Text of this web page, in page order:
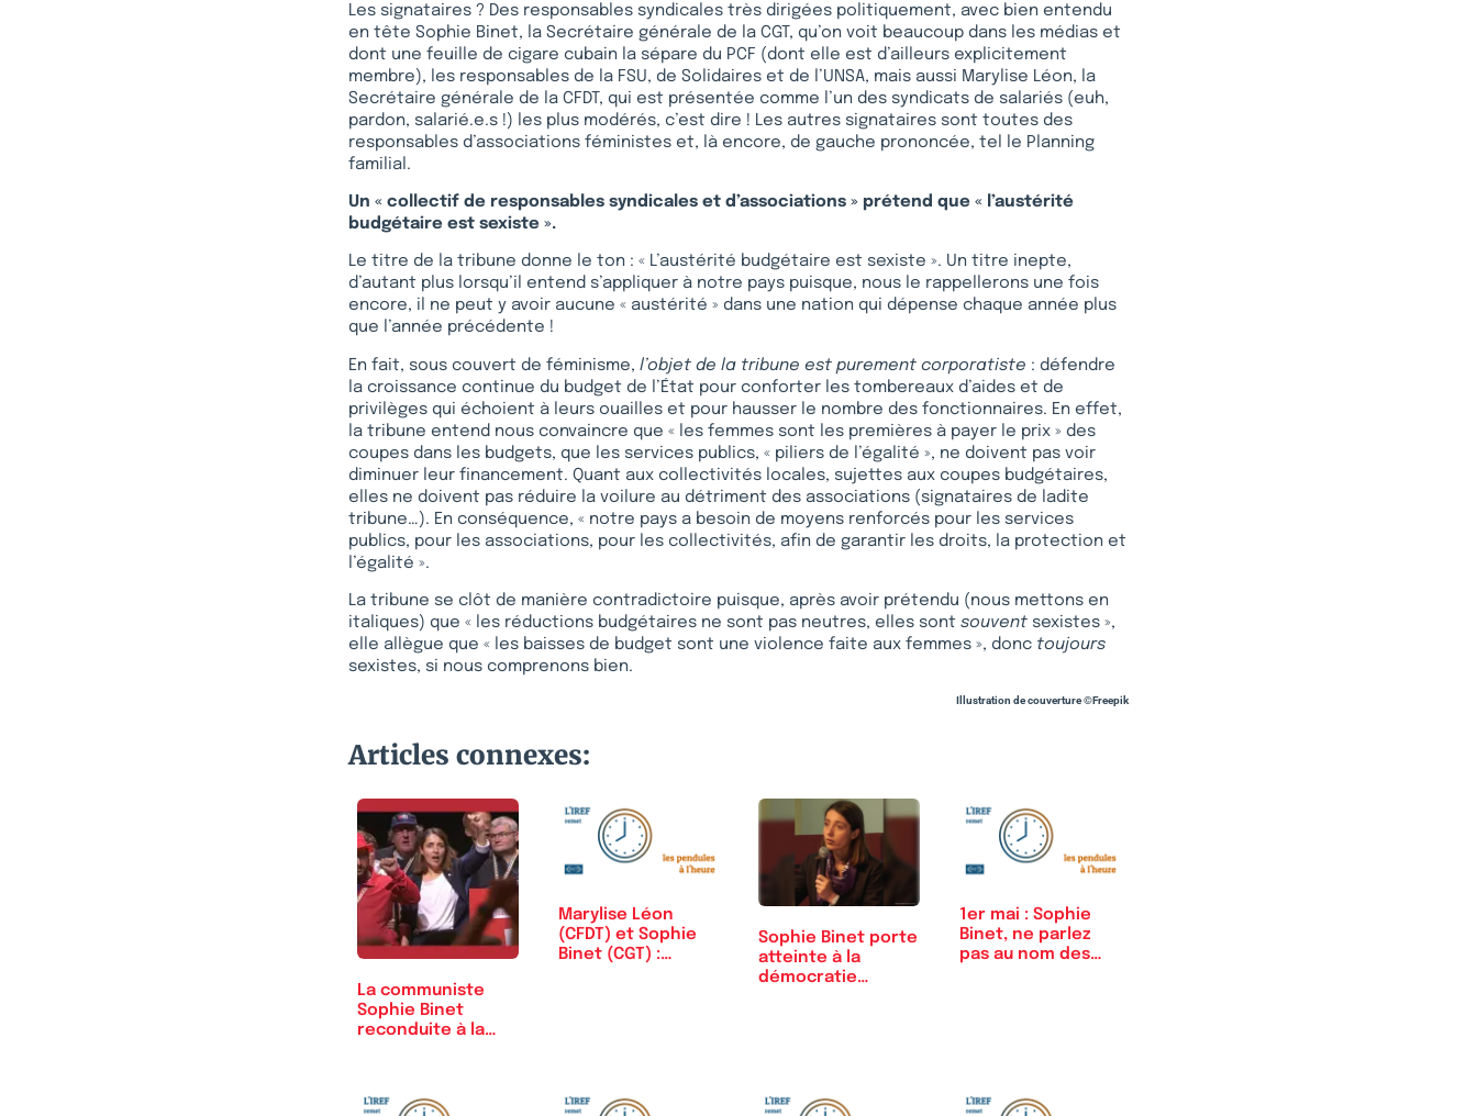
Les signataires ? Des responsables syndicales très dirigées politiquement, avec bien entendu
en tête Sophie Binet, la Secrétaire générale de la CGT, qu’on voit beaucoup dans les médias et
dont une feuille de cigare cubain la sépare du PCF (dont elle est d’ailleurs explicitement
membre), les responsables de la FSU, de Solidaires et de l’UNSA, mais aussi Marylise Léon, la
Secrétaire générale de la CFDT, qui est présentée comme l’un des syndicats de salariés (euh,
pardon, salarié.e.s !) les plus modérés, c’est dire ! Les autres signataires sont toutes des
responsables d’associations féministes et, là encore, de gauche prononcée, tel le Planning
familial.
Un « collectif de responsables syndicales et d’associations » prétend que « l’austérité
budgétaire est sexiste ».
Le titre de la tribune donne le ton : « L’austérité budgétaire est sexiste ». Un titre inepte,
d’autant plus lorsqu’il entend s’appliquer à notre pays puisque, nous le rappellerons une fois
encore, il ne peut y avoir aucune « austérité » dans une nation qui dépense chaque année plus
que l’année précédente !
En fait, sous couvert de féminisme, l’objet de la tribune est purement corporatiste : défendre
la croissance continue du budget de l’État pour conforter les tombereaux d’aides et de
privilèges qui échoient à leurs ouailles et pour hausser le nombre des fonctionnaires. En effet,
la tribune entend nous convaincre que « les femmes sont les premières à payer le prix » des
coupes dans les budgets, que les services publics, « piliers de l’égalité », ne doivent pas voir
diminuer leur financement. Quant aux collectivités locales, sujettes aux coupes budgétaires,
elles ne doivent pas réduire la voilure au détriment des associations (signataires de ladite
tribune…). En conséquence, « notre pays a besoin de moyens renforcés pour les services
publics, pour les associations, pour les collectivités, afin de garantir les droits, la protection et
l’égalité ».
La tribune se clôt de manière contradictoire puisque, après avoir prétendu (nous mettons en
italiques) que « les réductions budgétaires ne sont pas neutres, elles sont souvent sexistes »,
elle allègue que « les baisses de budget sont une violence faite aux femmes », donc toujours
sexistes, si nous comprenons bien.
Illustration de couverture ©Freepik
Articles connexes:
La communiste
Sophie Binet
reconduite à la
Marylise Léon
(CFDT) et Sophie
Binet (CGT) :
Sophie Binet porte
atteinte à la
démocratie
1er mai : Sophie
Binet, ne parlez
pas au nom des…